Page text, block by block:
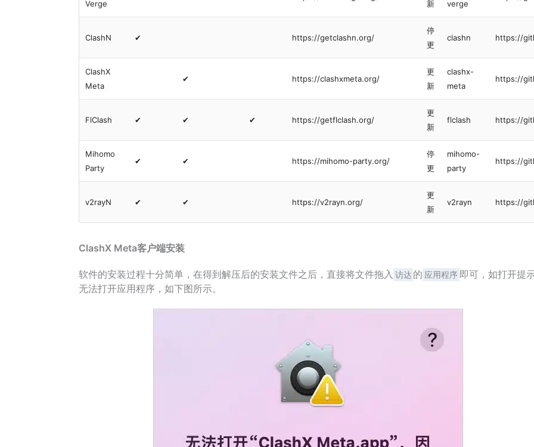
Verge
新
verge
ClashN ✔ https://getclashn.org/
停
更
clashn https://
ClashX
Meta
✔ https://clashxmeta.org/
更
新
clashx-
meta
https://
FlClash ✔ ✔ ✔ https://getflclash.org/
更
新
flclash https://
Mihomo
Party
✔ ✔ https://mihomo-party.org/
停
更
mihomo-
party
https://
v2rayN ✔ ✔ https://v2rayn.org/
更
新
v2rayn https://
ClashX Meta客户端安装
软件的安装过程十分简单，在得到解压后的安装文件之后，直接将文件拖入 访达 的 应用程序 即可，如打开提
无法打开应用程序，如下图所示。